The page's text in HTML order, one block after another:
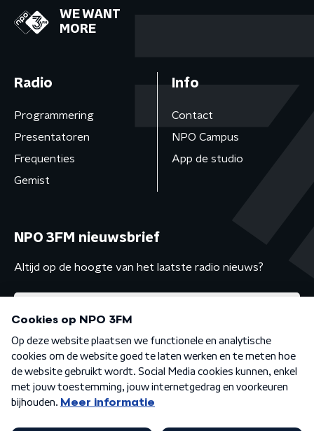
WE WANT
MORE
Radio
Programmering
Presentatoren
Frequenties
Gemist
Info
Contact
NPO Campus
App de studio
NPO 3FM nieuwsbrief
Altijd op de hoogte van het laatste radio nieuws?
Algemene voorwaarden Privacybeleid